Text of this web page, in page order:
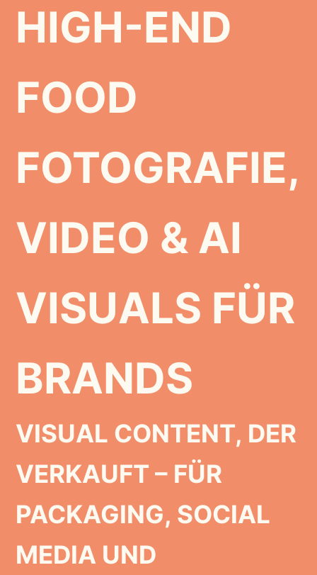
HIGH-END
FOOD
FOTOGRAFIE,
VIDEO & AI
VISUALS FÜR
BRANDS
VISUAL CONTENT, DER
VERKAUFT – FÜR
PACKAGING, SOCIAL
MEDIA UND